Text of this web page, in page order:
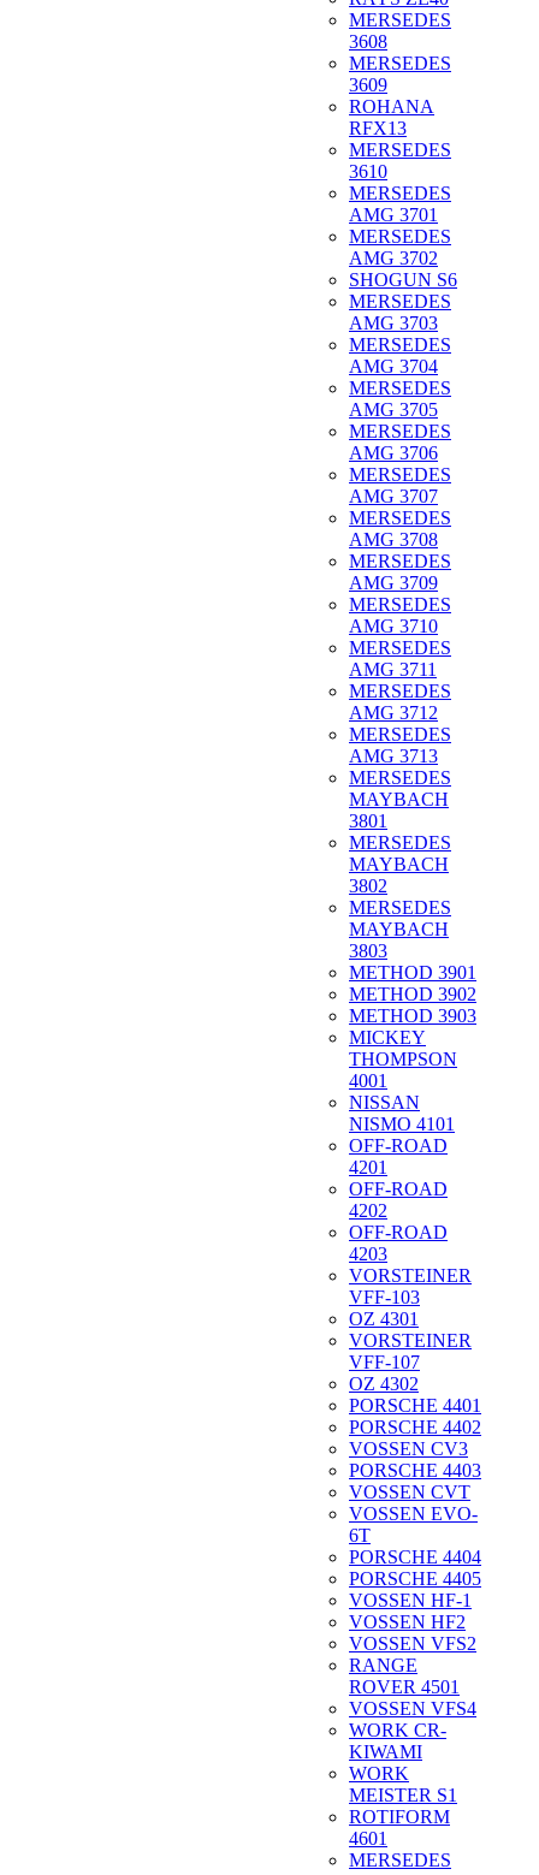
MERSEDES
3608
MERSEDES
3609
ROHANA
RFX13
MERSEDES
3610
MERSEDES
AMG 3701
MERSEDES
AMG 3702
SHOGUN S6
MERSEDES
AMG 3703
MERSEDES
AMG 3704
MERSEDES
AMG 3705
MERSEDES
AMG 3706
MERSEDES
AMG 3707
MERSEDES
AMG 3708
MERSEDES
AMG 3709
MERSEDES
AMG 3710
MERSEDES
AMG 3711
MERSEDES
AMG 3712
MERSEDES
AMG 3713
MERSEDES
MAYBACH
3801
MERSEDES
MAYBACH
3802
MERSEDES
MAYBACH
3803
METHOD 3901
METHOD 3902
METHOD 3903
MICKEY
THOMPSON
4001
NISSAN
NISMO 4101
OFF-ROAD
4201
OFF-ROAD
4202
OFF-ROAD
4203
VORSTEINER
VFF-103
OZ 4301
VORSTEINER
VFF-107
OZ 4302
PORSCHE 4401
PORSCHE 4402
VOSSEN CV3
PORSCHE 4403
VOSSEN CVT
VOSSEN EVO-
6T
PORSCHE 4404
PORSCHE 4405
VOSSEN HF-1
VOSSEN HF2
VOSSEN VFS2
RANGE
ROVER 4501
VOSSEN VFS4
WORK CR-
KIWAMI
WORK
MEISTER S1
ROTIFORM
4601
MERSEDES